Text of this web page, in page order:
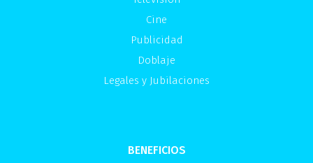
Cine
Publicidad
Doblaje
Legales y Jubilaciones
BENEFICIOS